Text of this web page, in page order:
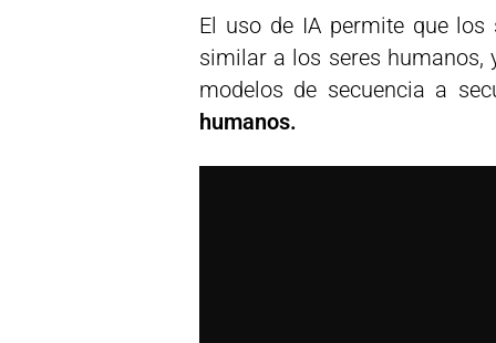
El uso de IA permite que
similar a los seres humanos,
modelos de secuencia a
humanos.